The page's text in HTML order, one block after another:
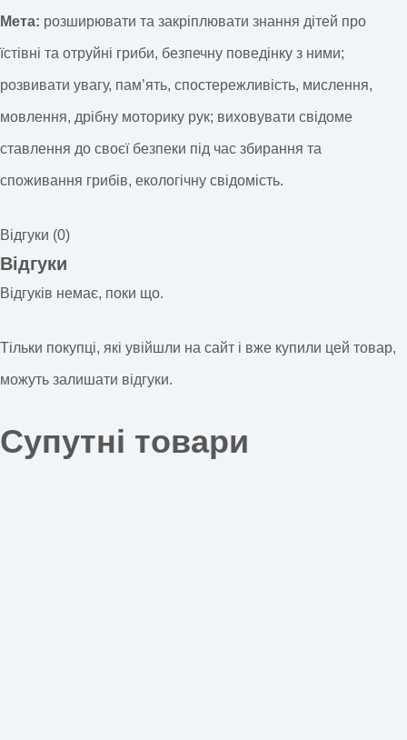
Мета: розширювати та закріплювати знання дітей про
їстівні та отруйні гриби, безпечну поведінку з ними;
розвивати увагу, пам’ять, спостережливість, мислення,
мовлення, дрібну моторику рук; виховувати свідоме
ставлення до своєї безпеки під час збирання та
споживання грибів, екологічну свідомість.
Відгуки (0)
Відгуки
Відгуків немає, поки що.
Тільки покупці, які увійшли на сайт і вже купили цей товар,
можуть залишати відгуки.
Супутні товари